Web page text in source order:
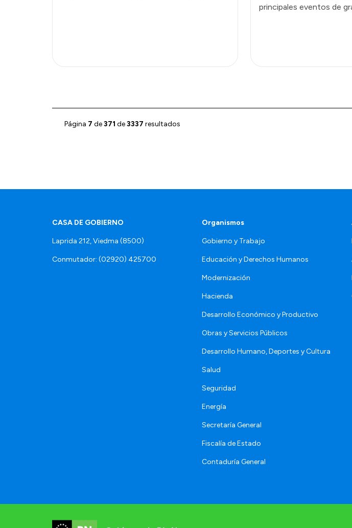
principales eventos de
Página 7 de371 de3337 resultados
CASA DE GOBIERNO
Laprida 212, Viedma (8500)
Conmutador: (02920) 425700
Organismos
Gobierno y Trabajo
Educación y Derechos Humanos
Modernización
Hacienda
Desarrollo Económico y Productivo
Obras y Servicios Públicos
Desarrollo Humano, Deportes y Cultura
Salud
Seguridad
Energía
Secretaría General
Fiscalía de Estado
Contaduría General